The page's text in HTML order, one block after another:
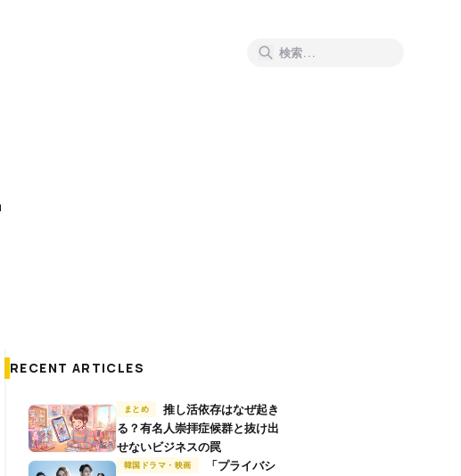
RECENT ARTICLES
まとめ
推し活依存はなぜ起き
る？有名人崇拝症候群と抜け出
せないビジネスの罠
韓国ドラマ・映画